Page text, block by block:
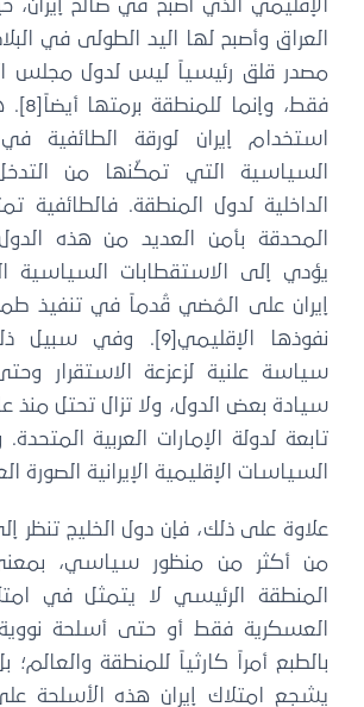
الذي أصبح في صالح إيران، حيث
وأصبح لها اليد الطولى في البلاد،
قلق رئيسياً ليس لدول مجلس
فقط، وإنما للمنطقة
إيران لورقة الطائفية في
التي تمكّنها من التدخل
لدول المنطقة. فالطائفية تمثل
بأمن العديد من هذه الدول؛
إلى الاستقطابات السياسية
على المُضي قُدماً في تنفيذ
نفوذها الإقليمي[9]. وفي سبيل
علنية لزعزعة الاستقرار وحتى
لدولة الإمارات العربية المتحدة.
الإقليمية الإيرانية الصورة العدائية
على ذلك، فإن دول الخليج تنظر إلى
أكثر من منظور سياسي، بمعنى
الرئيسي لا يتمثل في امتلاك
فقط أو حتى أسلحة نووية،
أمراً كارثياً للمنطقة والعالم؛ بل
امتلاك إيران هذه الأسلحة على